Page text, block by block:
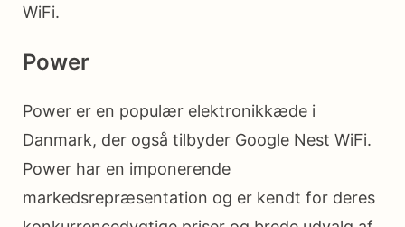
WiFi.
Power
Power er en populær elektronikkæde i
Danmark, der også tilbyder Google Nest WiFi.
Power har en imponerende
markedsrepræsentation og er kendt for deres